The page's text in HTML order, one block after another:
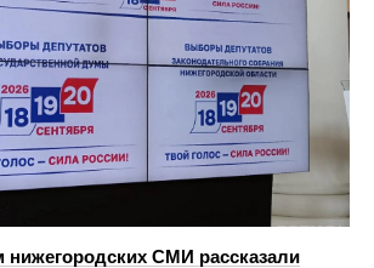
нижегородских СМИ рассказали